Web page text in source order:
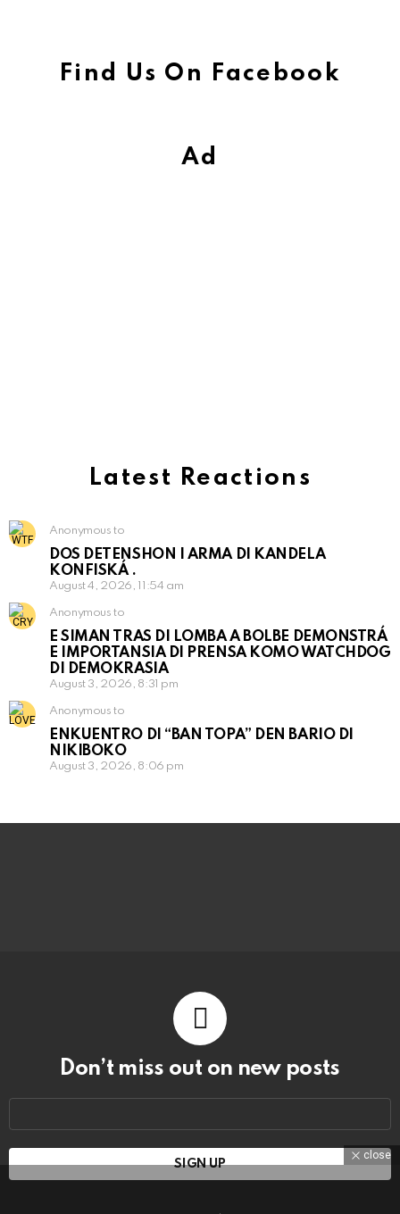
Find Us On Facebook
Ad
Latest Reactions
Anonymous to
DOS DETENSHON I ARMA DI KANDELA
KONFISKÁ .
August 4, 2026, 11:54 am
Anonymous to
E SIMAN TRAS DI LOMBA A BOLBE DEMONSTRÁ
E IMPORTANSIA DI PRENSA KOMO WATCHDOG
DI DEMOKRASIA
August 3, 2026, 8:31 pm
Anonymous to
ENKUENTRO DI “BAN TOPA” DEN BARIO DI
NIKIBOKO
August 3, 2026, 8:06 pm
Don’t miss out on new posts
close